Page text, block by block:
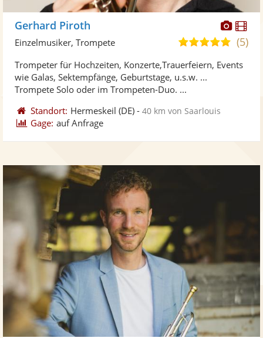
Fotos
Gerhard Piroth
5,0
5
(5)
Einzelmusiker, Trompete
Trompeter für Hochzeiten, Konzerte,Trauerfeiern, Events
wie Galas, Sektempfänge, Geburtstage, u.s.w. ...
Trompete Solo oder im Trompeten-Duo. ...
Standort: Hermeskeil (DE) -40 km von Saarlouis
Gage: auf Anfrage